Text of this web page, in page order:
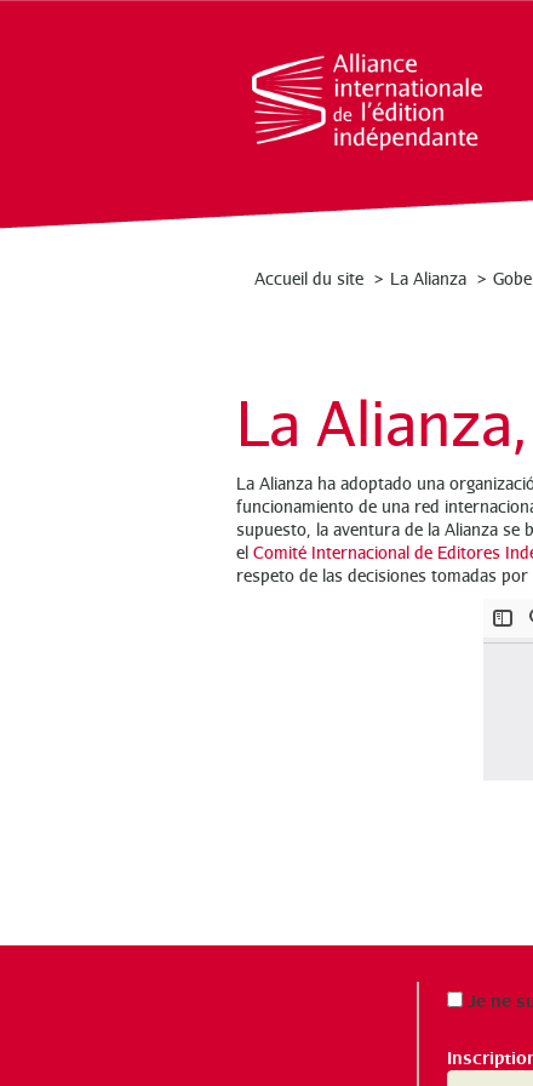
Accueil du site La Alianza
La
La Alianza ha adoptado una
funcionamiento de una red
supuesto, la aventura de la Alianza
el Comité Internacional de Editores
respeto de las decisiones tomadas
Je ne